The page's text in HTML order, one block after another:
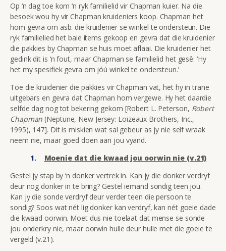
Op ‘n dag toe kom ‘n ryk familielid vir Chapman kuier. Na die
besoek wou hy vir Chapman kruideniers koop. Chapman het
hom gevra om asb. die kruidenier se winkel te ondersteun. Die
ryk familielied het baie items gekoop en gevra dat die kruidenier
die pakkies by Chapman se huis moet aflaai. Die kruidenier het
gedink dit is ‘n fout, maar Chapman se familielid het gesê: ‘Hy
het my spesifiek gevra om jóú winkel te ondersteun.’
Toe die kruidenier die pakkies vir Chapman vat, het hy in trane
uitgebars en gevra dat Chapman hom vergewe. Hy het daardie
selfde dag nog tot bekering gekom [Robert L. Peterson, Robert
Chapman(Neptune, New Jersey: Loizeaux Brothers, Inc.,
1995), 147]. Dit is miskien wat sal gebeur as jy nie self wraak
neem nie, maar goed doen aan jou vyand.
Moenie dat die kwaad jou oorwin nie (v.21)
Gestel jy stap by ‘n donker vertrek in. Kan jy die donker verdryf
deur nog donker in te bring? Gestel iemand sondig teen jou.
Kan jy die sonde verdryf deur verder teen die persoon te
sondig? Soos wat nét lig donker kan verdryf, kan nét goeie dade
die kwaad oorwin. Moet dus nie toelaat dat mense se sonde
jou onderkry nie, maar oorwin hulle deur hulle met die goeie te
vergeld (v.21).